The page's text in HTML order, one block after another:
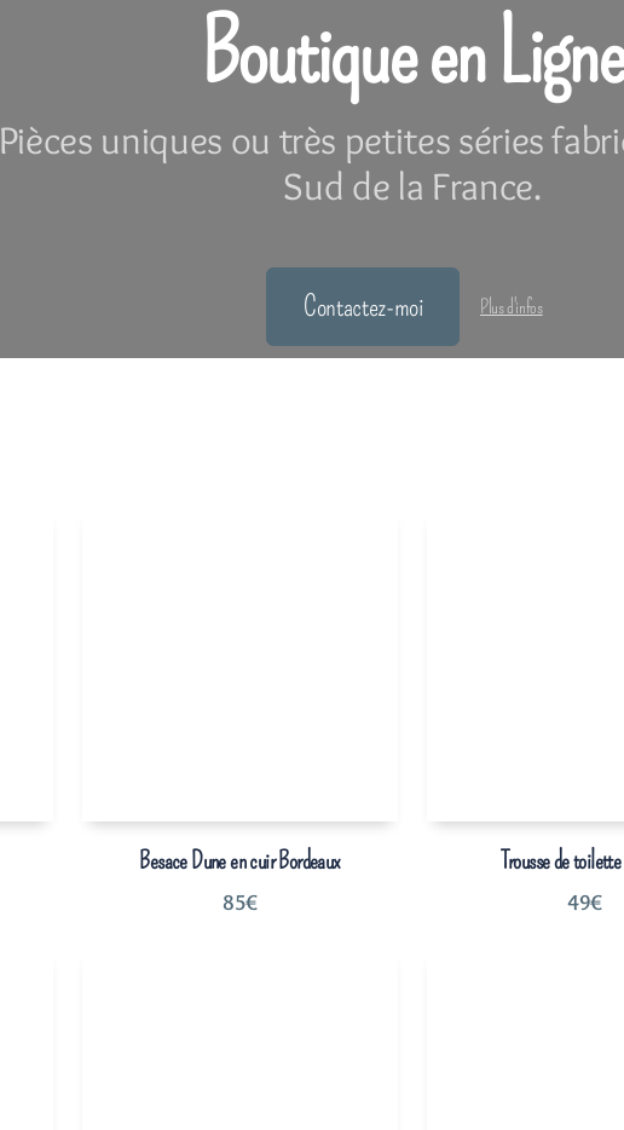
Boutique en Ligne
Pièces uniques ou très petites séries
Sud de la France.
Contactez-moi Plus d'infos
Besace Dune en cuir Bordeaux
85€
Trousse de
49€